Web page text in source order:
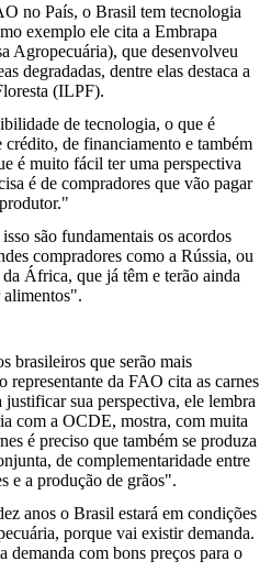
no País, o Brasil tem tecnologia
exemplo ele cita a Embrapa
Agropecuária), que desenvolveu
degradadas, dentre elas destaca a
(ILPF).
de tecnologia, o que é
crédito, de financiamento e também
é muito fácil ter uma perspectiva
é de compradores que vão pagar
são fundamentais os acordos
compradores como a Rússia, ou
África, que já têm e terão ainda
alimentos".
brasileiros que serão mais
representante da FAO cita as carnes
sua perspectiva, ele lembra
com a OCDE, mostra, com muita
é preciso que também se produza
de complementaridade entre
e a produção de grãos".
anos o Brasil estará em condições
porque vai existir demanda.
demanda com bons preços para o